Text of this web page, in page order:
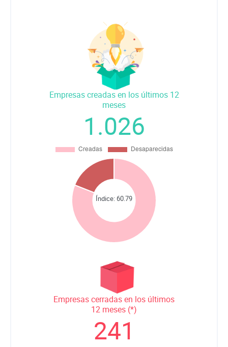
Empresas creadas en los últimos 12
meses
1.026
Índice:60.79
Empresas cerradas en los últimos
12 meses (*)
241